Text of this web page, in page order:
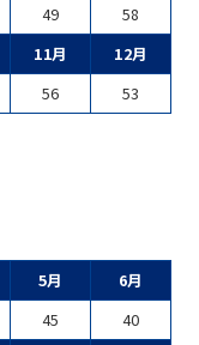
49
58
11月
12月
56 53
5月
6月
45
40